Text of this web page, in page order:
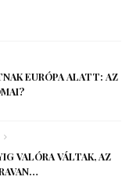
EURÓPA ALATT: AZ
VALÓRA VÁLTAK, AZ